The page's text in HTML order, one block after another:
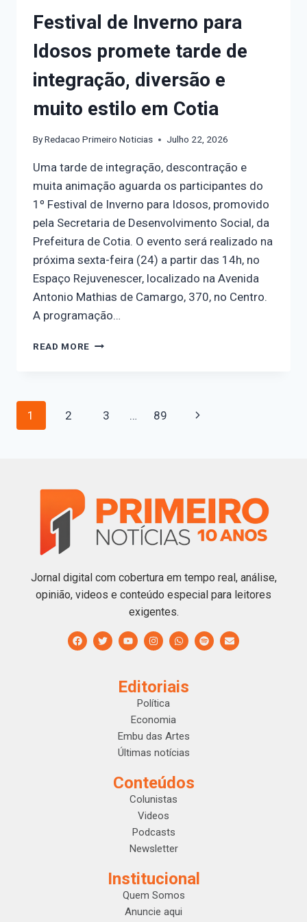
Festival de Inverno para
Idosos promete tarde de
integração, diversão e
muito estilo em Cotia
ByRedacao Primeiro Noticias Julho 22, 2026
Uma tarde de integração, descontração e
muita animação aguarda os participantes do
1º Festival de Inverno para Idosos, promovido
pela Secretaria de Desenvolvimento Social, da
Prefeitura de Cotia. O evento será realizado na
próxima sexta-feira (24) a partir das 14h, no
Espaço Rejuvenescer, localizado na Avenida
Antonio Mathias de Camargo, 370, no Centro.
A programação…
READ MORE
1 2 3 … 89
Jornal digital com cobertura em tempo real, análise,
opinião, videos e conteúdo especial para leitores
exigentes.
Editoriais
Política
Economia
Embu das Artes
Últimas notícias
Conteúdos
Colunistas
Videos
Podcasts
Newsletter
Institucional
Quem Somos
Anuncie aqui